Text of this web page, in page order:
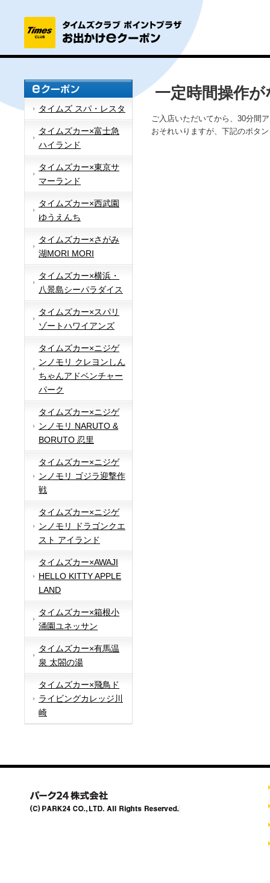
タイムズ スパ・レスタ
タイムズカー×富士急
ハイランド
タイムズカー×東京サ
マーランド
タイムズカー×西武園
ゆうえんち
タイムズカー×さがみ
湖MORI MORI
タイムズカー×横浜・
八景島シーパラダイス
タイムズカー×スパリ
ゾートハワイアンズ
タイムズカー×ニジゲ
ンノモリ クレヨンしん
ちゃんアドベンチャー
パーク
タイムズカー×ニジゲ
ンノモリ NARUTO &
BORUTO 忍里
タイムズカー×ニジゲ
ンノモリ ゴジラ迎撃作
戦
タイムズカー×ニジゲ
ンノモリ ドラゴンクエ
スト アイランド
タイムズカー×AWAJI
HELLO KITTY APPLE
LAND
タイムズカー×箱根小
涌園ユネッサン
タイムズカー×有馬温
泉 太閤の湯
タイムズカー×飛鳥ド
ライビングカレッジ川
崎
一定時間操作
ご入店いただいてから、30分間
おそれいりますが、下記のボタ